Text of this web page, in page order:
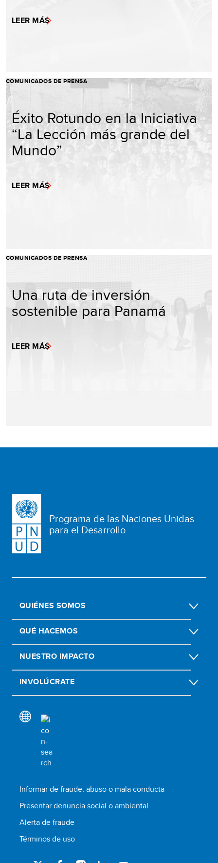
LEER MÁS
COMUNICADOS DE PRENSA
Éxito Rotundo en la Iniciativa
“La Lección más grande del
Mundo”
LEER MÁS
COMUNICADOS DE PRENSA
Una ruta de inversión
sostenible para Panamá
LEER MÁS
Programa de las Naciones Unidas
para el Desarrollo
QUIÉNES SOMOS
QUÉ HACEMOS
NUESTRO IMPACTO
INVOLÚCRATE
Informar de fraude, abuso o mala conducta
Presentar denuncia social o ambiental
Alerta de fraude
Términos de uso